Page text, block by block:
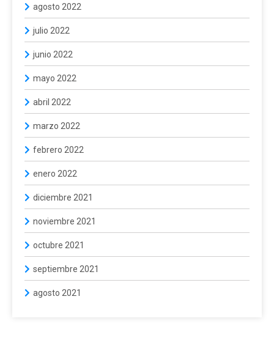
agosto 2022
julio 2022
junio 2022
mayo 2022
abril 2022
marzo 2022
febrero 2022
enero 2022
diciembre 2021
noviembre 2021
octubre 2021
septiembre 2021
agosto 2021